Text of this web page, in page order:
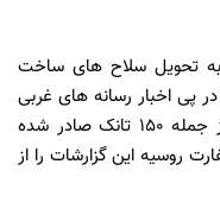
تحویل سلاح های ساخت
پی اخبار رسانه های غربی
درباره تحویل سلاح های روسی به عراق از جمله 150 تانک صادر شده
روسیه این گزارشات را از